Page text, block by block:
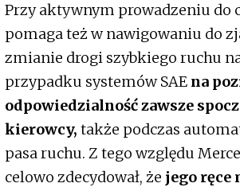
Przy aktywnym prowadzeniu do
pomaga też w nawigowaniu do
zmianie drogi szybkiego ruchu
przypadku systemów SAE na
odpowiedzialność zawsze
kierowcy, także podczas
pasa ruchu. Z tego względu
celowo zdecydował, że jego ręce